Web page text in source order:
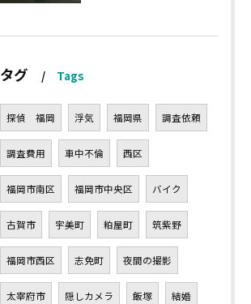
タグ Tags
探偵 福岡 浮気 福岡県 調査依頼
調査費用 車中不倫 西区
福岡市南区 福岡市中央区 バイク
古賀市 宇美町 粕屋町 筑紫野
福岡市西区 志免町 夜間の撮影
太宰府市 隠しカメラ 飯塚 結婚